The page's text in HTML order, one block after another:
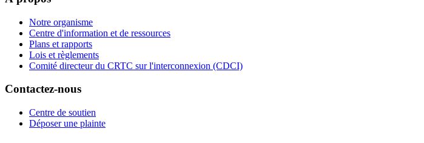
Notre organisme
Centre d'information et de ressources
Plans et rapports
Lois et règlements
Comité directeur du CRTC sur l'interconnexion (CDCI)
Contactez-nous
Centre de soutien
Déposer une plainte